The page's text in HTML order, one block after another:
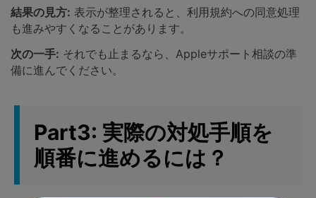
結果の見方: 表示が整理されると、利用規約への同意処理
も進みやすくなることがあります。
次の一手: それでも止まるなら、Appleサポート相談の準
備に進んでください。
Part3: 実際の対処手順を
順番に進めるには？